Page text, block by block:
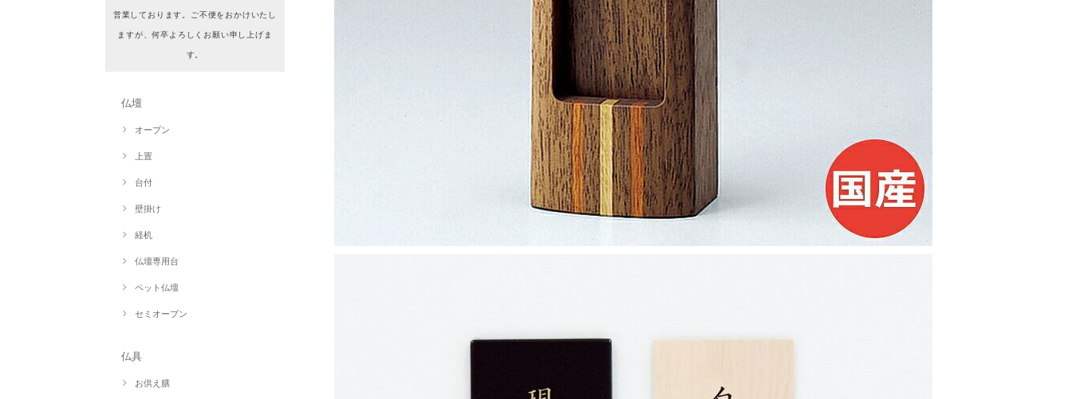
営業しております。ご不便をおかけいたし
ますが、何卒よろしくお願い申し上げま
す。
仏壇
オープン
上置
台付
壁掛け
経机
仏壇専用台
ペット仏壇
セミオープン
仏具
お供え膳